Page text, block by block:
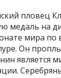
пловец
медаль на
мира по
Он
является